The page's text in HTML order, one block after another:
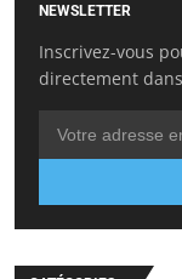
NEWSLETTER
Inscrivez-vous
directement